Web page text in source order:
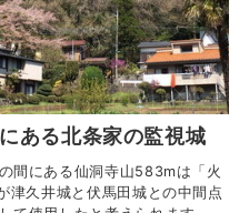
ある北条家の監視城
間にある仙洞寺山583mは「火
津久井城と伏馬田城との中間点